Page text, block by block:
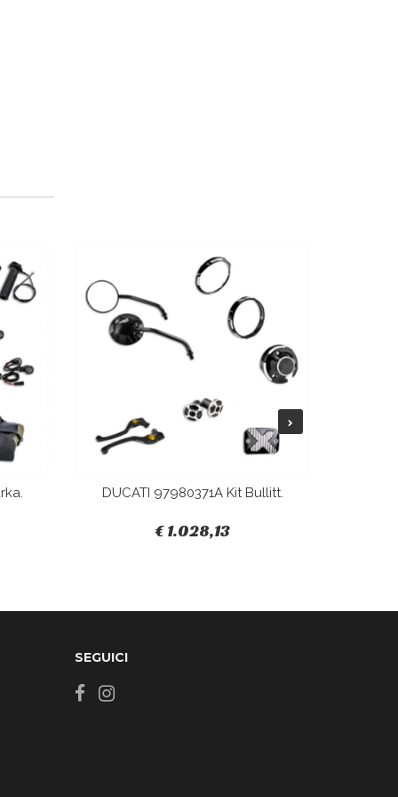
DUCATI 97980371A Kit Bullitt.
€ 1.028,13
SEGUICI